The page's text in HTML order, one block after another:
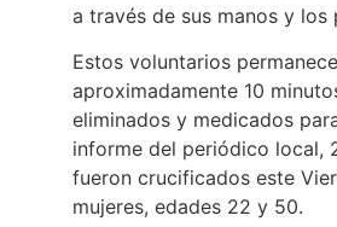
a través de sus manos y los
Estos voluntarios
aproximadamente 10
eliminados y medicados
informe del periódico local,
fueron crucificados este
mujeres, edades 22 y 50.